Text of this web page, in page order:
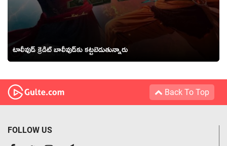
టాలీవుడ్ క్రెడిట్ బాలీవుడ్‌కు కట్టబెడుతున్నారు
Back To Top
FOLLOW US